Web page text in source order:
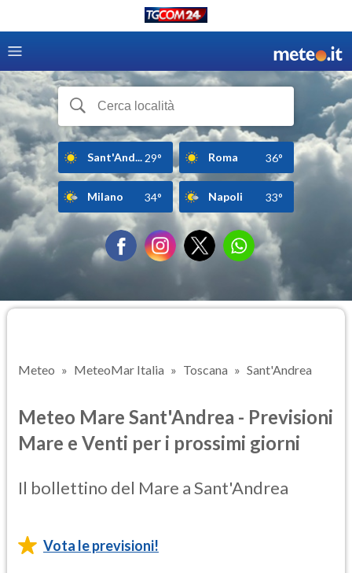
Sant'And... 29° Roma 36°
Milano 34° Napoli 33°
Meteo MeteoMar Italia Toscana Sant'Andrea
Meteo Mare Sant'Andrea - Previsioni
Mare e Venti per i prossimi giorni
Il bollettino del Mare a Sant'Andrea
Vota le previsioni!